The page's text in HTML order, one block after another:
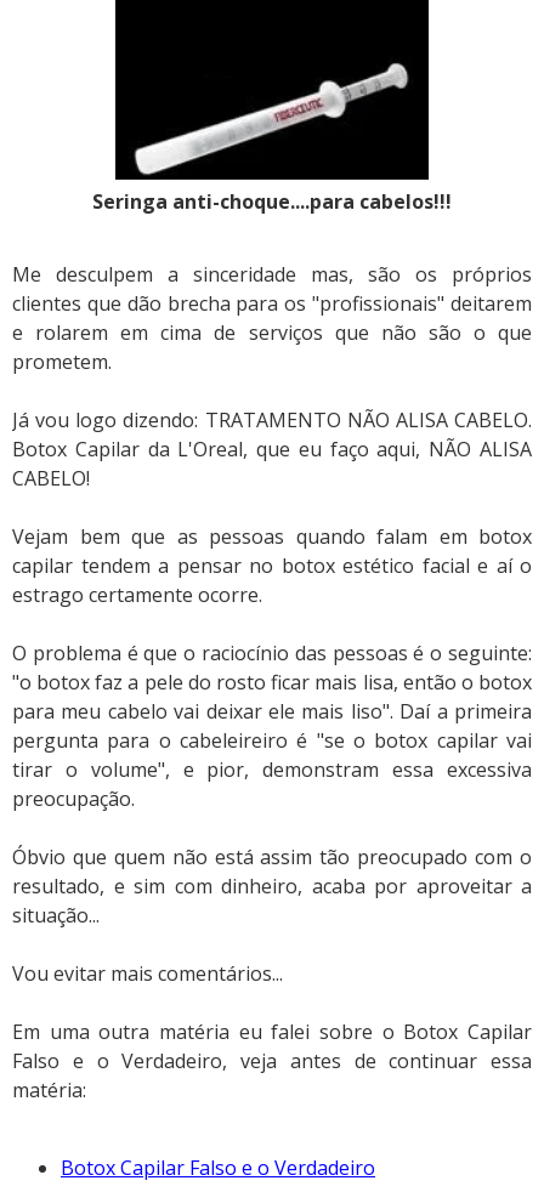
Seringa anti-choque....para cabelos!!!
Me desculpem a sinceridade mas, são os próprios
clientes que dão brecha para os "profissionais" deitarem
e rolarem em cima de serviços que não são o que
prometem.
Já vou logo dizendo: TRATAMENTO NÃO ALISA CABELO.
Botox Capilar da L'Oreal, que eu faço aqui, NÃO ALISA
CABELO!
Vejam bem que as pessoas quando falam em botox
capilar tendem a pensar no botox estético facial e aí o
estrago certamente ocorre.
O problema é que o raciocínio das pessoas é o seguinte:
"o botox faz a pele do rosto ficar mais lisa, então o botox
para meu cabelo vai deixar ele mais liso". Daí a primeira
pergunta para o cabeleireiro é "se o botox capilar vai
tirar o volume", e pior, demonstram essa excessiva
preocupação.
Óbvio que quem não está assim tão preocupado com o
resultado, e sim com dinheiro, acaba por aproveitar a
situação...
Vou evitar mais comentários...
Em uma outra matéria eu falei sobre o Botox Capilar
Falso e o Verdadeiro, veja antes de continuar essa
matéria:
Botox Capilar Falso e o Verdadeiro